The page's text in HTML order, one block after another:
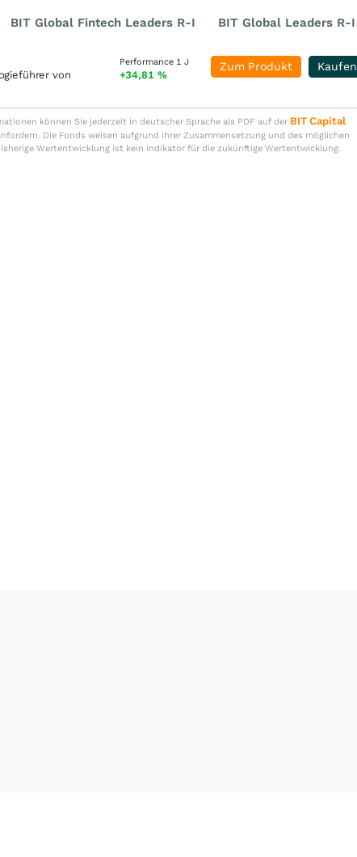
BIT Global Fintech Leaders R-I BIT Global Leaders R-I
von
Performance 1 J
+34,81 %
Kaufen
Zum Produkt
können Sie jederzeit in deutscher Sprache als PDF auf der BIT Capital
Die Fonds weisen aufgrund ihrer Zusammensetzung und des möglichen
Wertentwicklung ist kein Indikator für die zukünftige Wertentwicklung.